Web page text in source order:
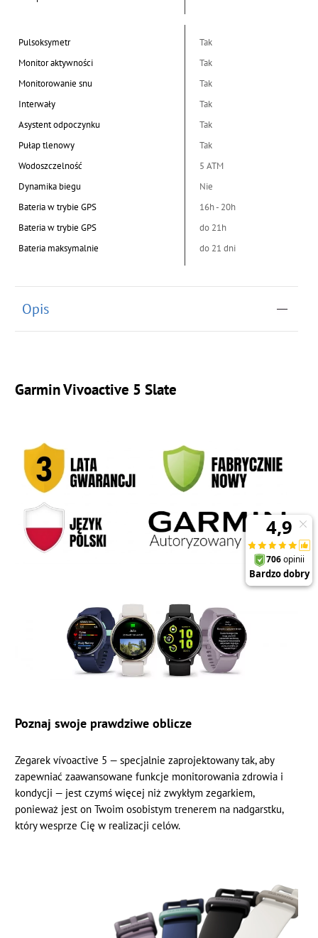
Pulsoksymetr
Tak
Monitor aktywności
Tak
Monitorowanie snu
Tak
Interwały
Tak
Asystent odpoczynku
Tak
Pułap tlenowy
Tak
Wodoszczelność
5 ATM
Dynamika biegu
Nie
Bateria w trybie GPS
16h - 20h
Bateria w trybie GPS
do 21h
Bateria maksymalnie
do 21 dni
Opis
Garmin Vivoactive 5 Slate
Poznaj swoje prawdziwe oblicze
Zegarek vívoactive 5 — specjalnie zaprojektowany tak, aby
zapewniać zaawansowane funkcje monitorowania zdrowia i
kondycji — jest czymś więcej niż zwykłym zegarkiem,
ponieważ jest on Twoim osobistym trenerem na nadgarstku,
który wesprze Cię w realizacji celów.